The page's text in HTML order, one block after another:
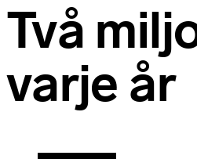
Två
varje år